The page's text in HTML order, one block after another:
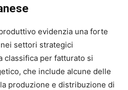
evidenzia una forte
settori strategici
classifica per fatturato si
che include alcune delle
produzione e distribuzione di